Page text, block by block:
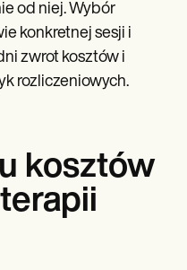
od niej. Wybór
konkretnej sesji i
zwrot kosztów i
rozliczeniowych.
kosztów